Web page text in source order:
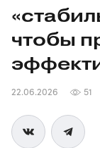
чтобы
22.06.2026 51